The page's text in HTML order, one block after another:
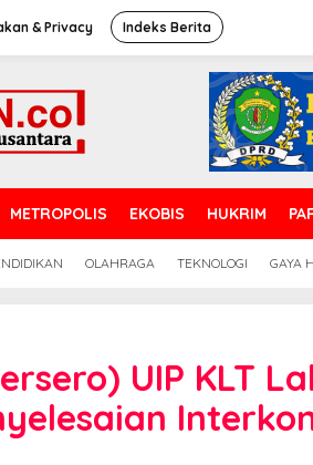
& Privacy Indeks Berita
METROPOLIS EKOBIS HUKRIM
OLAHRAGA TEKNOLOGI GAYA
UIP KLT